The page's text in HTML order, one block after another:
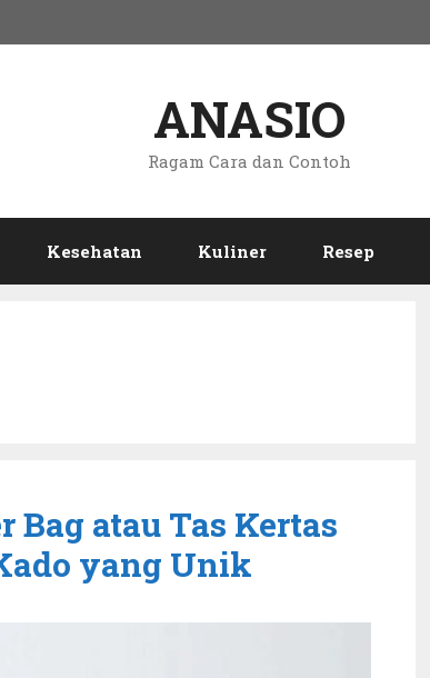
ANASIO
Ragam Cara dan Contoh
Kesehatan Kuliner Resep
Bag atau Tas Kertas
yang Unik